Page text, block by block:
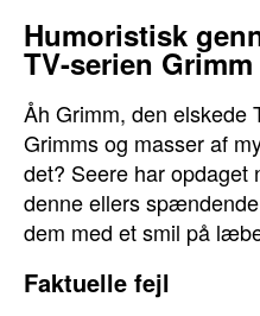
Humoristisk
TV-serien Grimm
Åh Grimm, den elskede
Grimms og masser af
det? Seere har opdaget
denne ellers
dem med et smil på
Faktuelle fejl